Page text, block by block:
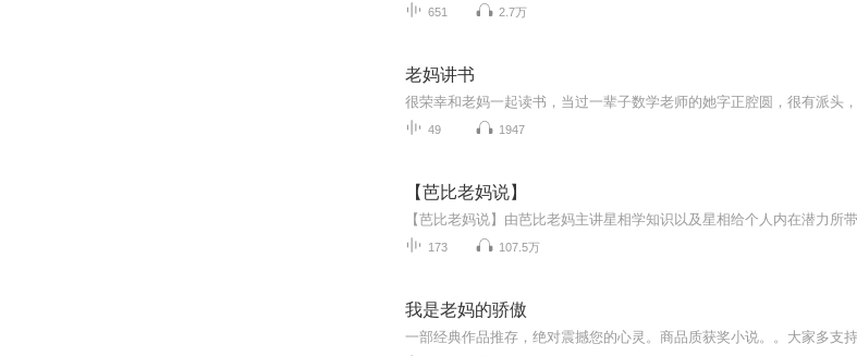
651 2.7万
老妈讲书
49 1947
【芭比老妈说】
173 107.5万
我是老妈的骄傲